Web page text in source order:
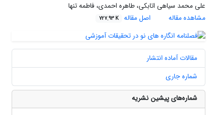
علی محمد سیاهی اتابکی، طاهره احمدی، فاطمه تنها
مشاهده مقاله
اصل مقاله 727.93 K
مقالات آماده انتشار
شماره جاری
شماره‌های پیشین نشریه